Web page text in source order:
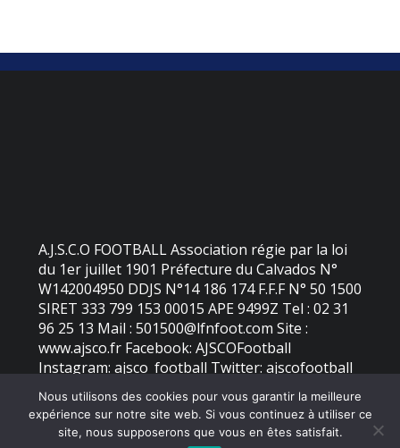
A.J.S.C.O FOOTBALL Association régie par la loi
du 1er juillet 1901 Préfecture du Calvados N°
W142004950 DDJS N°14 186 174 F.F.F N° 50 1500
SIRET 333 799 153 00015 APE 9499Z Tel : 02 31
96 25 13 Mail : 501500@lfnfoot.com Site :
www.ajsco.fr Facebook: AJSCOFootball
Instagram: ajsco_football Twitter: ajscofootball
2026 - AJS Colleville Ouistreham | Site internet réalisé par
Nous utilisons des cookies pour vous garantir la meilleure
expérience sur notre site web. Si vous continuez à utiliser ce
site, nous supposerons que vous en êtes satisfait.